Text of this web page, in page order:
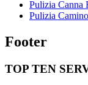
Pulizia Canna
Pulizia
Footer
TOP TEN